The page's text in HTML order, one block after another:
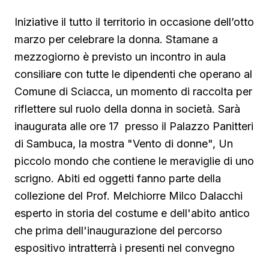
Iniziative il tutto il territorio in occasione dell’otto
marzo per celebrare la donna. Stamane a
mezzogiorno è previsto un incontro in aula
consiliare con tutte le dipendenti che operano al
Comune di Sciacca, un momento di raccolta per
riflettere sul ruolo della donna in società. Sarà
inaugurata alle ore 17 presso il Palazzo Panitteri
di Sambuca, la mostra "Vento di donne", Un
piccolo mondo che contiene le meraviglie di uno
scrigno. Abiti ed oggetti fanno parte della
collezione del Prof. Melchiorre Milco Dalacchi
esperto in storia del costume e dell'abito antico
che prima dell'inaugurazione del percorso
espositivo intratterrà i presenti nel convegno